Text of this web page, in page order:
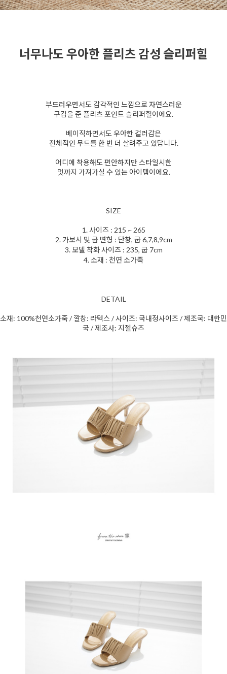
너무나도 우아한 플리츠 감성 슬리퍼힐
부드러우면서도 감각적인 느낌으로 자연스러운
구김을 준 플리츠 포인트 슬리퍼힐이에요.
베이직하면서도 우아한 컬러감은
전체적인 무드를 한 번 더 살려주고 있답니다.
어디에 착용해도 편안하지만 스타일시한
멋까지 가져가실 수 있는 아이템이에요.
SIZE
1. 사이즈 : 215 ~ 265
2. 가보시 및 굽 변형 : 단창, 굽 6,7,8,9cm
3. 모델 착화 사이즈 : 235, 굽 7cm
4. 소재 : 천연 소가죽
DETAIL
소재: 100%천연소가죽 / 깔창: 라텍스 / 사이즈: 국내정사이즈 / 제조국: 대한민
국 / 제조사: 지젤슈즈